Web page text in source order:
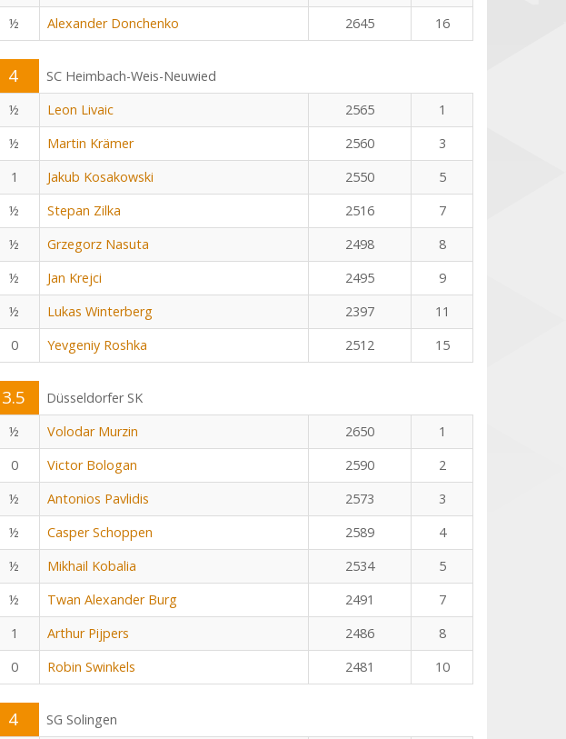
½ Alexander Donchenko 2645 16
4
SC Heimbach-Weis-Neuwied
½ Leon Livaic 2565
1
½ Martin Krämer 2560
3
1 Jakub Kosakowski 2550
5
½ Stepan Zilka 2516
7
½ Grzegorz Nasuta 2498
8
½ Jan Krejci 2495
9
½ Lukas Winterberg 2397
11
0 Yevgeniy Roshka 2512 15
3.5
Düsseldorfer SK
½ Volodar Murzin 2650
1
0 Victor Bologan 2590
2
½ Antonios Pavlidis 2573
3
½ Casper Schoppen 2589
4
½ Mikhail Kobalia 2534
5
½ Twan Alexander Burg 2491
7
1 Arthur Pijpers 2486
8
0 Robin Swinkels 2481 10
4
SG Solingen